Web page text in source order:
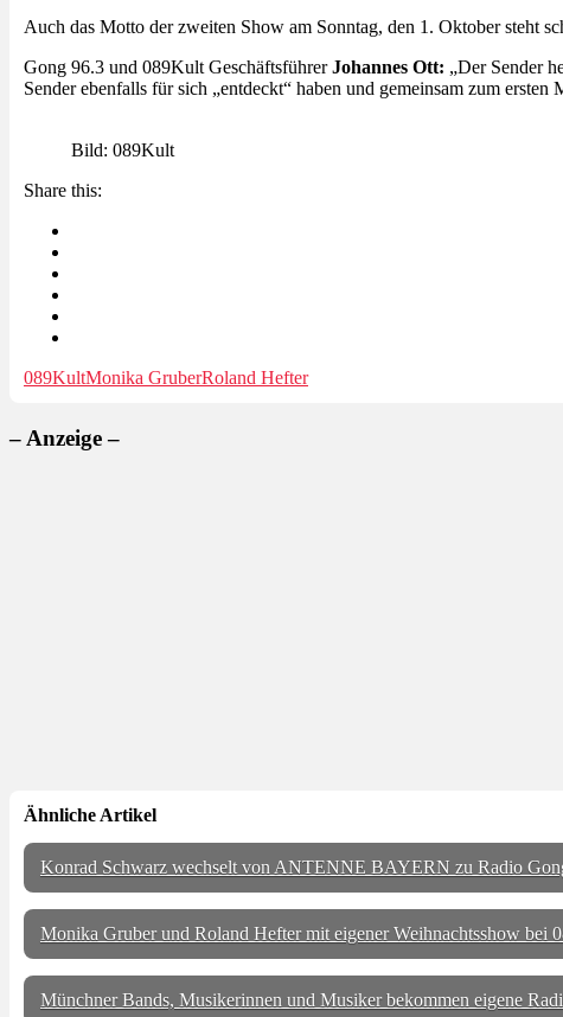
Auch das Motto der zweiten Show am Sonntag, den 1. Oktober steht
Gong 96.3 und 089Kult GeschäftsführerJohannes Ott: „Der Sender
Sender ebenfalls für sich „entdeckt“ haben und gemeinsam zum
Bild: 089Kult
Share this:
089KultMonika GruberRoland Hefter
– Anzeige –
Ähnliche Artikel
Konrad Schwarz wechselt von ANTENNE BAYERN zu Radio
Monika Gruber und Roland Hefter mit eigener Weihnachtsshow bei
Münchner Bands, Musikerinnen und Musiker bekommen eigene